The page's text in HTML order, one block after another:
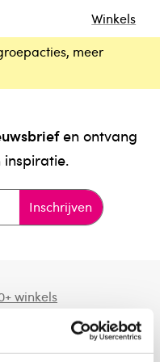
Winkels
meer
en ontvang
Inschrijven
winkels